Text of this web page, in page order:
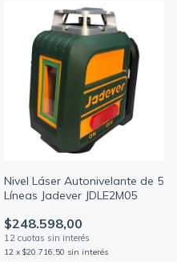
Nivel Láser Autonivelante de 5
Líneas Jadever JDLE2M05
$248.598,00
12 x $20.716,50 sin interés